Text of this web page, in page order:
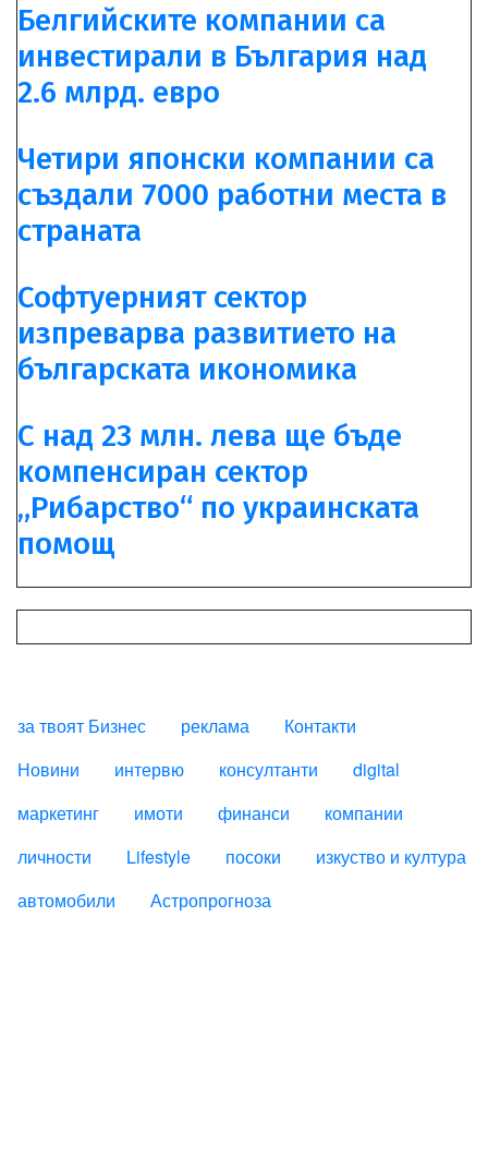
Белгийските компании са
инвестирали в България над
2.6 млрд. евро
Четири японски компании са
създали 7000 работни места в
страната
Софтуерният сектор
изпреварва развитието на
българската икономика
С над 23 млн. лева ще бъде
компенсиран сектор
„Рибарство“ по украинската
помощ
за твоят Бизнес реклама Контакти
Новини интервю консултанти
digital
маркетинг
имоти финанси
компании
личности
Lifestyle посоки
изкуство и култура
автомобили
Астропрогноза